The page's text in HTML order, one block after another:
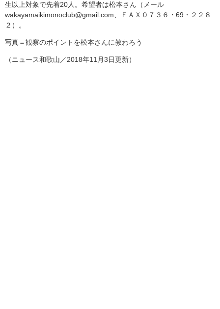
生以上対象で先着20人。希望者は松本さん（メール
wakayamaikimonoclub@gmail.com、ＦＡＸ０７３６・69・２２８
２）。
写真＝観察のポイントを松本さんに教わろう
（ニュース和歌山／2018年11月3日更新）